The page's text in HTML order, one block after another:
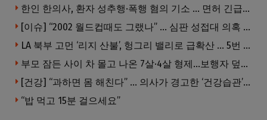
한인 한의사, 환자 성추행·폭행 혐의 기소 … 면허 긴급정지
[이슈] “2002 월드컵때도 그랬나” … 심판 성접대 의혹 해외로 일파만파, 4강 신화까지 불똥
LA 북부 고먼 ‘리지 산불’, 헝그리 밸리로 급확산 … 5번 Fwy 양방향 전면 폐쇄
부모 잠든 사이 차 몰고 나온 7살·4살 형제…보행자 덮쳐 중태
[건강] “과하면 몸 해친다” … 의사가 경고한 ‘건강습관’ 5가지
“밥 먹고 15분 걸으세요”